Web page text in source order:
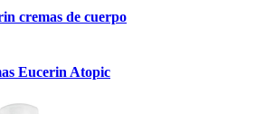
cremas de cuerpo
Eucerin Atopic